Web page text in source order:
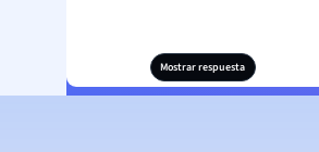
Mostrar respuesta